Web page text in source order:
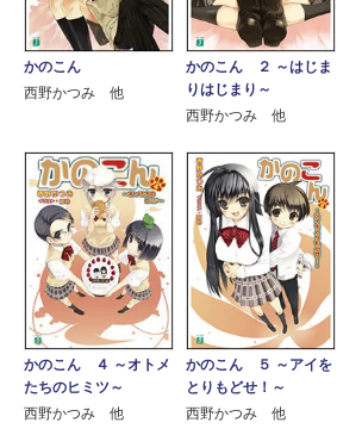
かのこん
西野かつみ 他
かのこん ２ ～はじま
りはじまり～
西野かつみ 他
かのこん ４ ～オトメ
たちのヒミツ～
西野かつみ 他
かのこん ５ ～アイを
とりもどせ！～
西野かつみ 他